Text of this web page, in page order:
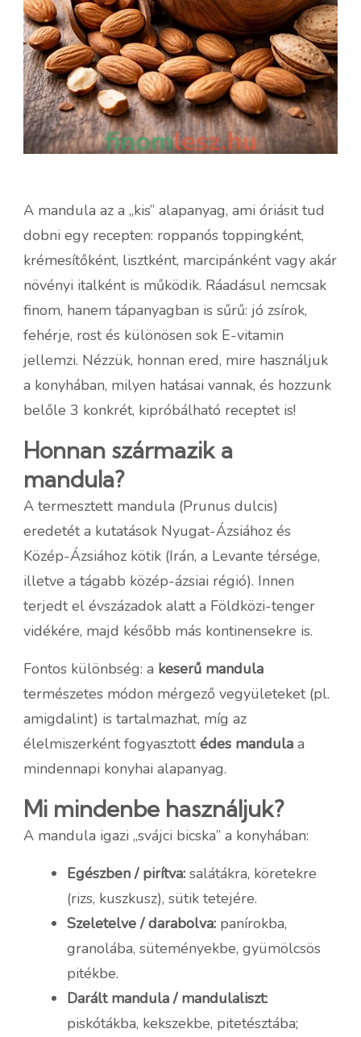
A mandula az a „kis” alapanyag, ami óriásit tud
dobni egy recepten: roppanós toppingként,
krémesítőként, lisztként, marcipánként vagy akár
növényi italként is működik. Ráadásul nemcsak
finom, hanem tápanyagban is sűrű: jó zsírok,
fehérje, rost és különösen sok E-vitamin
jellemzi. Nézzük, honnan ered, mire használjuk
a konyhában, milyen hatásai vannak, és hozzunk
belőle 3 konkrét, kipróbálható receptet is!
Honnan származik a
mandula?
A termesztett mandula (Prunus dulcis)
eredetét a kutatások Nyugat-Ázsiához és
Közép-Ázsiához kötik (Irán, a Levante térsége,
illetve a tágabb közép-ázsiai régió). Innen
terjedt el évszázadok alatt a Földközi-tenger
vidékére, majd később más kontinensekre is.
Fontos különbség: a keserű mandula
természetes módon mérgező vegyületeket (pl.
amigdalint) is tartalmazhat, míg az
élelmiszerként fogyasztottédes mandula a
mindennapi konyhai alapanyag.
Mi mindenbe használjuk?
A mandula igazi „svájci bicska” a konyhában:
Egészben / pirítva: salátákra, köretekre
(rizs, kuszkusz), sütik tetejére.
Szeletelve / darabolva: panírokba,
granolába, süteményekbe, gyümölcsös
pitékbe.
Darált mandula / mandulaliszt:
piskótákba, kekszekbe, pitetésztába;